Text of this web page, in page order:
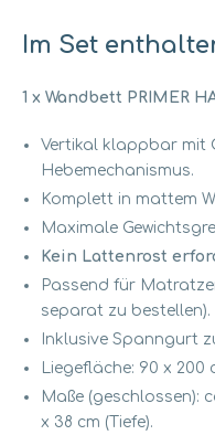
Im Set
1 x Wandbett PRIMER
Vertikal klappbar mit
Hebemechanismus.
Komplett in mattem
Maximale
Kein Lattenrost
Passend für
separat zu bestellen).
Inklusive Spanngurt
Liegefläche: 90 x 200
Maße (geschlossen):
x 38 cm (Tiefe).